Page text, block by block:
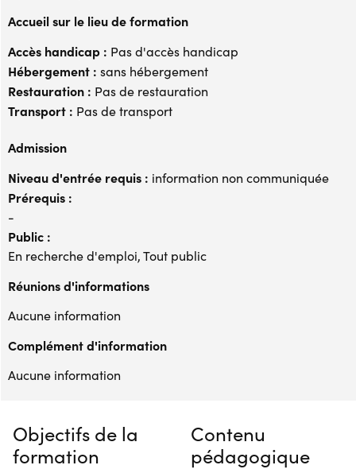
Accueil sur le lieu de formation
Accès handicap : Pas d'accès handicap
Hébergement : sans hébergement
Restauration : Pas de restauration
Transport : Pas de transport
Admission
Niveau d'entrée requis : information non communiquée
Prérequis :
-
Public :
En recherche d'emploi, Tout public
Réunions d'informations
Aucune information
Complément d'information
Aucune information
Objectifs de la
formation
Contenu
pédagogique